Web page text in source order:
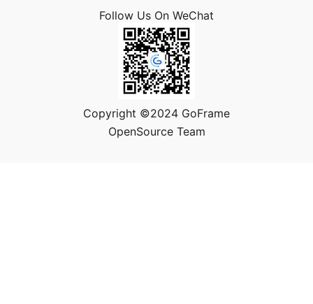
Follow Us On WeChat
Copyright ©2024 GoFrame
OpenSource Team